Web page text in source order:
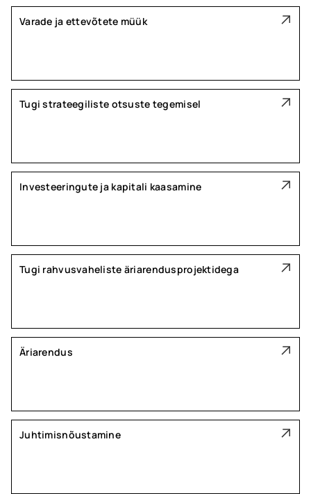
Varade ja ettevõtete müük
Tugi strateegiliste otsuste tegemisel
Investeeringute ja kapitali kaasamine
Tugi rahvusvaheliste äriarendusprojektidega
Äriarendus
Juhtimisnõustamine